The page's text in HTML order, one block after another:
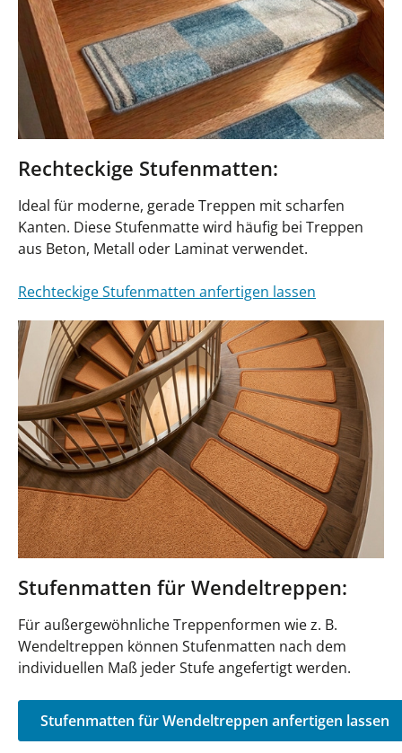
Rechteckige Stufenmatten:
Ideal für moderne, gerade Treppen mit scharfen
Kanten. Diese Stufenmatte wird häufig bei Treppen
aus Beton, Metall oder Laminat verwendet.
Rechteckige Stufenmatten anfertigen lassen
Stufenmatten für Wendeltreppen:
Für außergewöhnliche Treppenformen wie z. B.
Wendeltreppen können Stufenmatten nach dem
individuellen Maß jeder Stufe angefertigt werden.
Stufenmatten für Wendeltreppen anfertigen lassen